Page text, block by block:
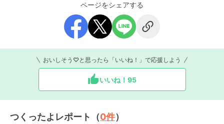
ページをシェアする
おいしそう♡と思ったら「いいね！」で応援しよう
いいね！ 95
つくったよレポート（0件）